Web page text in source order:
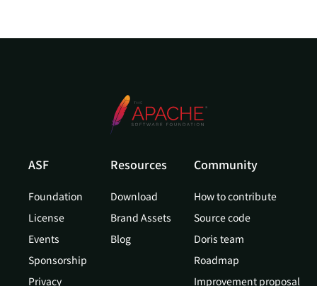
ASF
Foundation
License
Events
Sponsorship
Privacy
Resources
Download
Brand Assets
Blog
Community
How to contribute
Source code
Doris team
Roadmap
Improvement proposal